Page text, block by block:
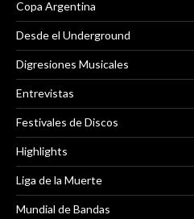
Copa Argentina
Desde el Underground
Digresiones Musicales
Entrevistas
Festivales de Discos
Highlights
Liga de la Muerte
Mundial de Bandas